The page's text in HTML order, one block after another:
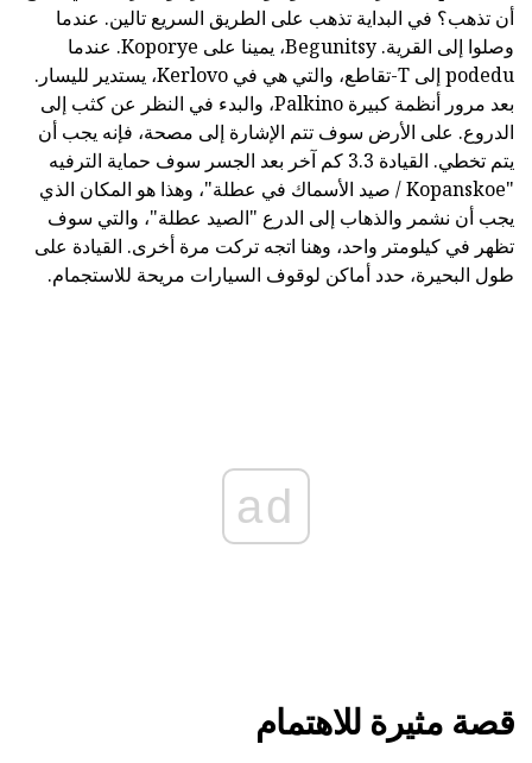
أن تذهب؟ في البداية تذهب على الطريق السريع تالين. عندما
وصلوا إلى القرية. Begunitsy، يمينا على Koporye. عندما
podedu إلى T-تقاطع، والتي هي في Kerlovo، يستدير لليسار.
بعد مرور أنظمة كبيرة Palkino، والبدء في النظر عن كثب إلى
الدروع. على الأرض سوف تتم الإشارة إلى مصحة، فإنه يجب أن
يتم تخطي. القيادة 3.3 كم آخر بعد الجسر سوف حماية الترفيه
"Kopanskoe / صيد الأسماك في عطلة"، وهذا هو المكان الذي
يجب أن نشمر والذهاب إلى الدرع "الصيد عطلة"، والتي سوف
تظهر في كيلومتر واحد، وهنا اتجه تركت مرة أخرى. القيادة على
طول البحيرة، حدد أماكن لوقوف السيارات مريحة للاستجمام.
ad
قصة مثيرة للاهتمام